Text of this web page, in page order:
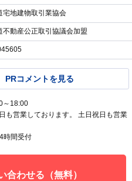
宅地建物取引業協会
不動産公正取引協議会加盟
PRコメントを見る
～18:00
も営業しております。 土日祝日も営業
時間受付
合わせる（無料）